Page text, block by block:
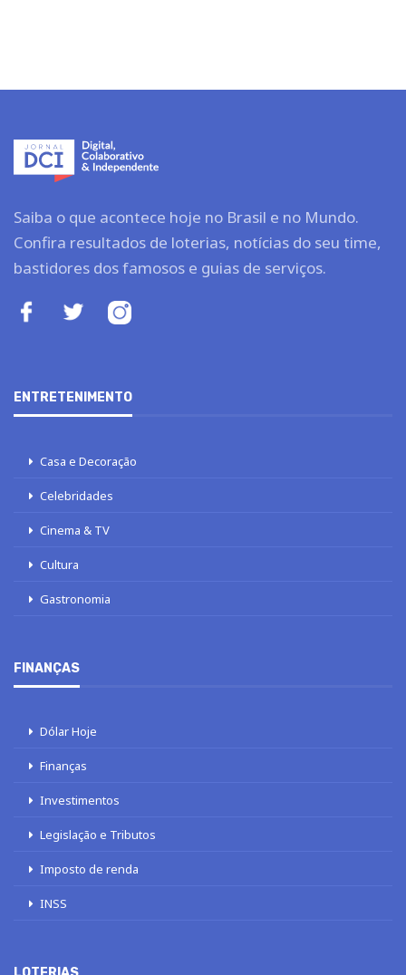
Saiba o que acontece hoje no Brasil e no Mundo.
Confira resultados de loterias, notícias do seu time,
bastidores dos famosos e guias de serviços.
ENTRETENIMENTO
Casa e Decoração
Celebridades
Cinema & TV
Cultura
Gastronomia
FINANÇAS
Dólar Hoje
Finanças
Investimentos
Legislação e Tributos
Imposto de renda
INSS